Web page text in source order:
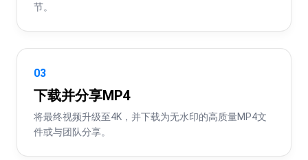
节。
03
下载并分享MP4
将最终视频升级至4K，并下载为无水印的高质量MP4文
件或与团队分享。